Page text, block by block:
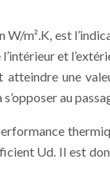
m².K, est
et
une
au
Ud. Il est